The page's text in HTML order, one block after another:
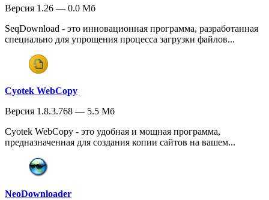
Версия 1.26 — 0.0 Мб
SeqDownload - это инновационная программа, разработанная
специально для упрощения процесса загрузки файлов...
Cyotek WebCopy
Версия 1.8.3.768 — 5.5 Мб
Cyotek WebCopy - это удобная и мощная программа,
предназначенная для создания копии сайтов на вашем...
NeoDownloader